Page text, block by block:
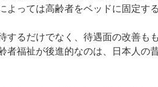
よっては高齢者をベッドに固定す
するだけでなく、待遇面の改善も
者福祉が後進的なのは、日本人の